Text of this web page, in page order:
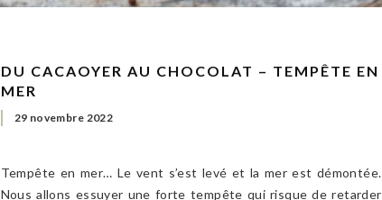
DU CACAOYER AU CHOCOLAT – TEMPÊTE EN
MER
29 novembre 2022
Tempête en mer… Le vent s’est levé et la mer est démontée.
Nous allons essuyer une forte tempête qui risque de retarder